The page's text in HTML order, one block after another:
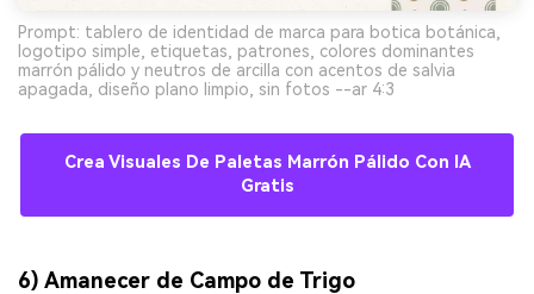
Prompt: tablero de identidad de marca para botica botánica,
logotipo simple, etiquetas, patrones, colores dominantes
marrón pálido y neutros de arcilla con acentos de salvia
apagada, diseño plano limpio, sin fotos --ar 4:3
Crea Visuales De Paletas Marrón Pálido Con IA
Gratis
6) Amanecer de Campo de Trigo